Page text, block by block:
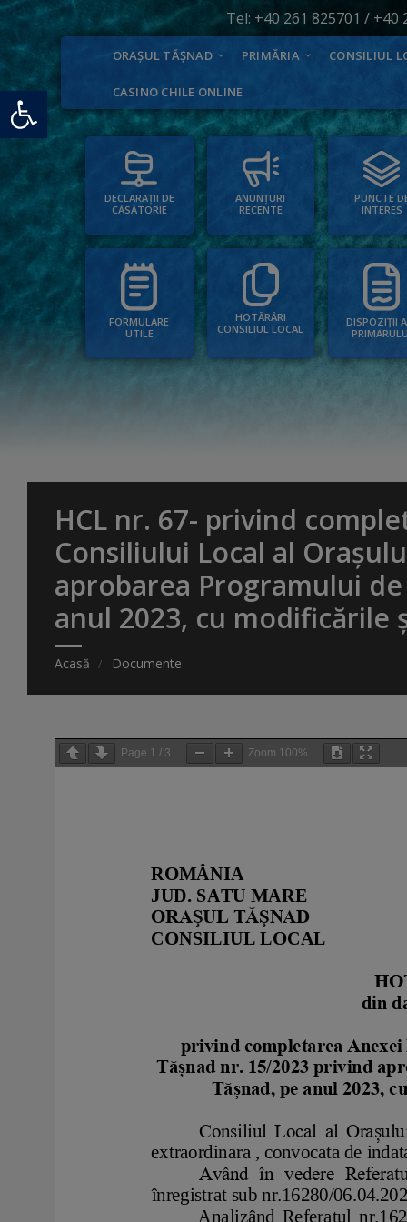
Deschide bara de unelte
Tel: +40 261 825701 / +40
ORAȘUL TĂȘNAD PRIMĂRIA CONSILIUL
CASINO CHILE ONLINE
DECLARAȚII DE
CĂSĂTORIE
ANUNȚURI
RECENTE
PUNCTE
INTERES
FORMULARE
UTILE
HOTĂRÂRI
CONSILIUL LOCAL
DISPOZIȚII
HCL nr. 67- privind
Consiliului Local al
aprobarea Programului
anul 2023, cu
Acasă Documente
Page 1 / 3 Zoom 100%